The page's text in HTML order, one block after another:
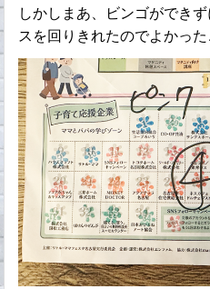
しかしまあ、ビンゴができ
スを回りきれたのでよかった